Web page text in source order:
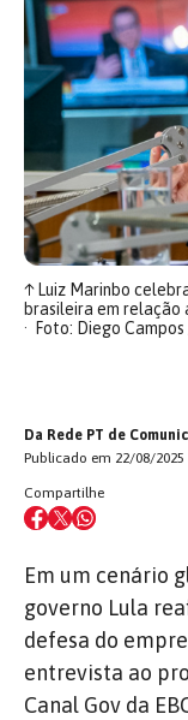
↑Luiz Marinbo
brasileira em relação
Foto: Diego
Da Rede PT de
Publicado em 22/08/2025
Compartilhe
Em um cenário
governo Lula
defesa do
entrevista ao
Canal Gov da